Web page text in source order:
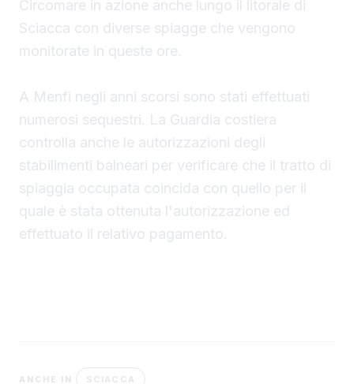
Circomare in azione anche lungo il litorale di
Sciacca con diverse spiagge che vengono
monitorate in queste ore.
A Menfi negli anni scorsi sono stati effettuati
numerosi sequestri. La Guardia costiera
controlla anche le autorizzazioni degli
stabilimenti balneari per verificare che il tratto di
spiaggia occupata coincida con quello per il
quale è stata ottenuta l'autorizzazione ed
effettuato il relativo pagamento.
ANCHE IN SCIACCA